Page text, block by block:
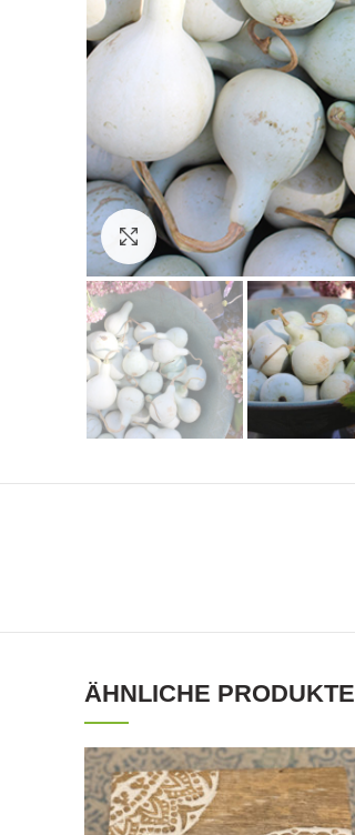
Click to enlarge
ÄHNLICHE PRODUKTE